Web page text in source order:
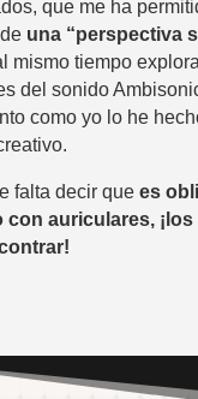
que me ha
una “perspectiva
mismo tiempo
del sonido
como yo lo he
falta decir que es
con auriculares,